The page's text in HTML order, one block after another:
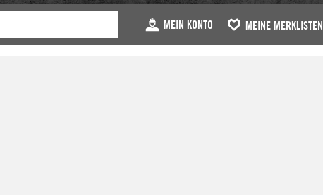
MEIN KONTO MEINE MERKLISTEN